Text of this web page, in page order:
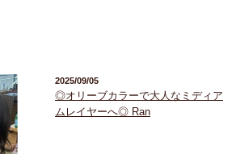
2025/09/05
◎オリーブカラーで大人なミディア
ムレイヤーへ◎ Ran